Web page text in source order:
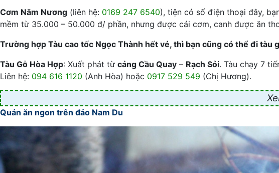
Cơm Năm Nương (liên hệ: 0169 247 6540), tiện có số điện thoại đây,
mềm từ 35.000 – 50.000 đ/ phần, nhưng được cái cơm, canh được ăn
Trường hợp Tàu cao tốc Ngọc Thành hết vé, thì bạn cũng có thể đi tàu
Tàu Gỗ Hòa Hợp: Xuất phát từ cảng Cầu Quay – Rạch Sỏi. Tàu chạy 7
Liên hệ: 094 616 1120 (Anh Hòa) hoặc 0917 529 549 (Chị Hương).
Quán ăn ngon trên đảo Nam Du